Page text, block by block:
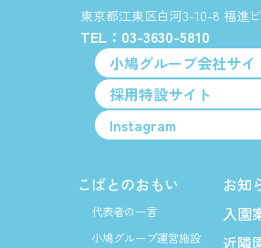
東京都江東区白河3-10-8 福進
TEL：03-3630-5810
小鳩グループ会社サイ
採用特設サイト
Instagram
こばとのおもい
代表者の一言
小鳩グループ運営施設
お知
入園
近隣